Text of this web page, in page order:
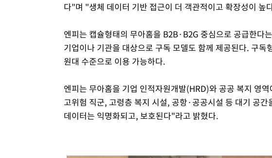
다"며 "생체 데이터 기반 접근이 더 객관적이고 확장성이 높
엔피는 캡슐형태의 무아홈을 B2B·B2G 중심으로 공급한다
기업이나 기관을 대상으로 구독 모델도 함께 제공된다. 구독
원대 수준으로 이용 가능하다.
엔피는 무아홈을 기업 인적자원개발(HRD)와 공공 복지 영
고위험 직군, 고령층 복지 시설, 공항·공공시설 등 대기 공
데이터는 익명화되고, 보호된다"라고 밝혔다.